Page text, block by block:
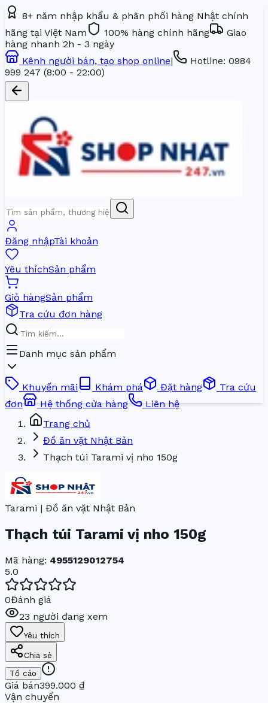
8+ năm nhập khẩu & phân phối hàng Nhật chính
hãng tại Việt Nam
100% hàng chính hãng
Giao
hàng nhanh 2h - 3 ngày
Kênh người bán, tạo shop online| Hotline: 0984
999 247 (8:00 - 22:00)
Đăng nhậpTài khoản
Yêu thíchSản phẩm
Giỏ hàngSản phẩm
Tra cứu đơn hàng
Danh mục sản phẩm
Khuyến mãi Khám phá Đặt hàng
Tra cứu
đơn
Hệ thống cửa hàng
Liên hệ
Trang chủ
Đồ ăn vặt Nhật Bản
Thạch túi Tarami vị nho 150g
Tarami | Đồ ăn vặt Nhật Bản
Thạch túi Tarami vị nho 150g
Mã hàng: 4955129012754
5.0
0Đánh giá
23 người đang xem
Yêu thích
Chia sẻ
Tố cáo
Giá bán399.000 ₫
Vận chuyển